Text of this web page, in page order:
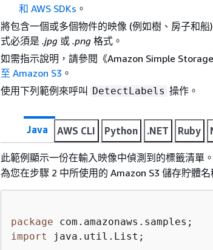
和 AWS SDKs 。
將包含一個或多個物件的映像 (例如樹、房子和
式必須是 .jpg 或 .png 格式。
如需指示說明，請參閱《Amazon Simple
至 Amazon S3 。
使用下列範例來呼叫 DetectLabels 操作。
Java AWS CLI Python .NET Ruby
此範例顯示一份在輸入映像中偵測到的標籤清單
為您在步驟 2 中所使用的 Amazon S3 儲存貯體名
package
import
java.util.List;